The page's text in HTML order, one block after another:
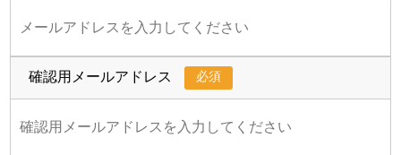
確認用メールアドレス 必須